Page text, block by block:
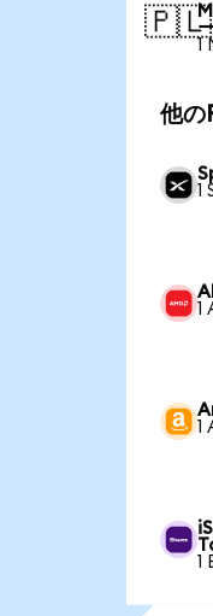
🇵🇱
1
他の
1
1
1
1